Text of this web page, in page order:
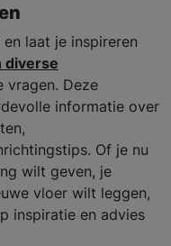
laat je inspireren
diverse
vragen. Deze
informatie over
Of je nu
wilt geven, je
vloer wilt leggen,
inspiratie en advies